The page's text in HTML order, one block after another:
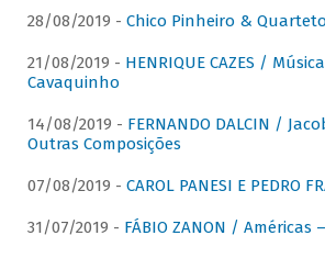
28/08/2019 - Chico Pinheiro & Quarteto
21/08/2019 - HENRIQUE CAZES /
Cavaquinho
14/08/2019 - FERNANDO DALCIN /
Outras Composições
07/08/2019 - CAROL PANESI E PEDRO
31/07/2019 - FÁBIO ZANON / Américas